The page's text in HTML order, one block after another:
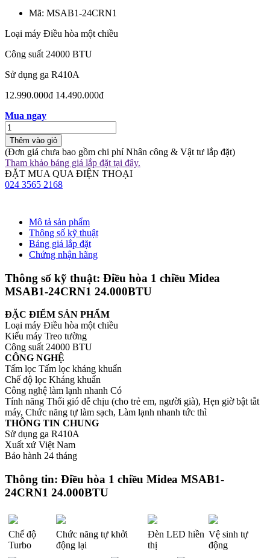
Mã: MSAB1-24CRN1
Loại máy Điều hòa một chiều
Công suất 24000 BTU
Sử dụng ga R410A
12.990.000đ 14.490.000đ
Mua ngay
Thêm vào giỏ
(Đơn giá chưa bao gồm chi phí Nhân công & Vật tư lắp đặt)
Tham khảo bảng giá lắp đặt tại đây.
ĐẶT MUA QUA ĐIỆN THOẠI
024 3565 2168
Mô tả sản phẩm
Thông số kỹ thuật
Bảng giá lắp đặt
Chứng nhận hãng
Thông số kỹ thuật: Điều hòa 1 chiều Midea
MSAB1-24CRN1 24.000BTU
ĐẶC ĐIỂM SẢN PHẨM
Loại máy Điều hòa một chiều
Kiểu máy Treo tường
Công suất 24000 BTU
CÔNG NGHỆ
Tấm lọc Tấm lọc kháng khuẩn
Chế độ lọc Kháng khuẩn
Công nghệ làm lạnh nhanh Có
Tính năng Thổi gió dễ chịu (cho trẻ em, người già), Hẹn giờ bật tắt
máy, Chức năng tự làm sạch, Làm lạnh nhanh tức thì
THÔNG TIN CHUNG
Sử dụng ga R410A
Xuất xứ Việt Nam
Bảo hành 24 tháng
Thông tin: Điều hòa 1 chiều Midea MSAB1-
24CRN1 24.000BTU
Chế độ
Turbo
Chức năng tự khởi
động lại
Đèn LED hiền
thị
Vệ sinh tự
động